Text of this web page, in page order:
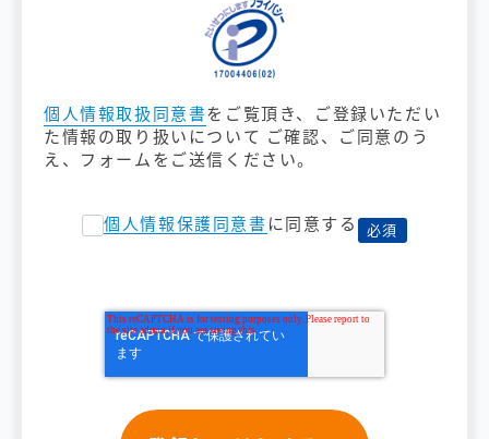
個人情報取扱同意書をご覧頂き、ご登録いただい
た情報の取り扱いについて ご確認、ご同意のう
え、フォームをご送信ください。
個人情報保護同意書に同意する